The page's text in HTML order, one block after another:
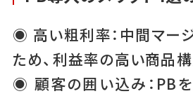
◉ 高い粗利率：中間マー
ため、利益率の高い商品
◉ 顧客の囲い込み：PB